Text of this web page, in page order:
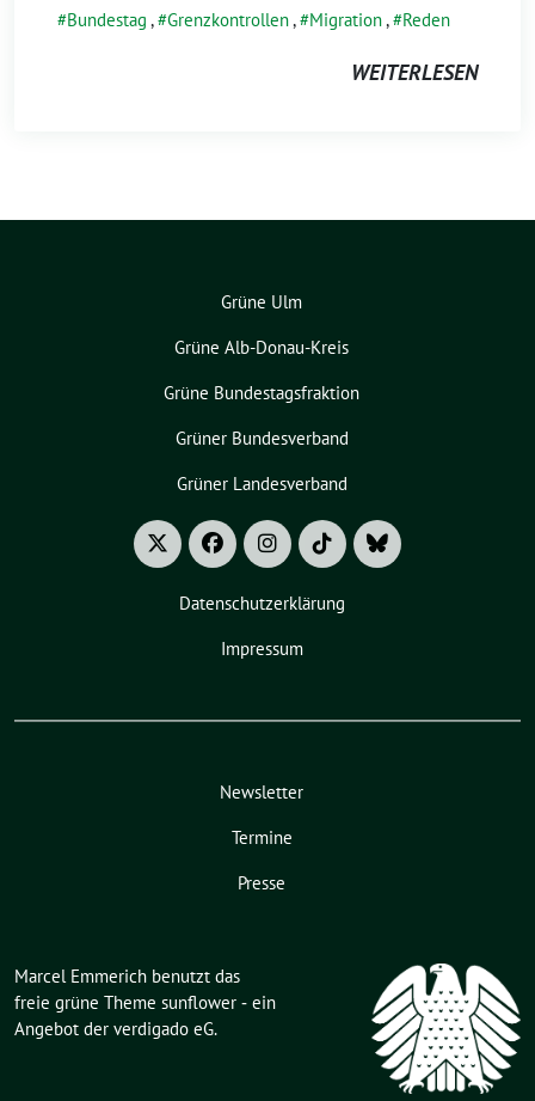
Bundestag , Grenzkontrollen, Migration, Reden
WEITERLESEN
Grüne Ulm
Grüne Alb-Donau-Kreis
Grüne Bundestagsfraktion
Grüner Bundesverband
Grüner Landesverband
Datenschutzerklärung
Impressum
Newsletter
Termine
Presse
Marcel Emmerich benutzt das
freie grüne Theme sunflower ‐ ein
Angebot der verdigado eG.